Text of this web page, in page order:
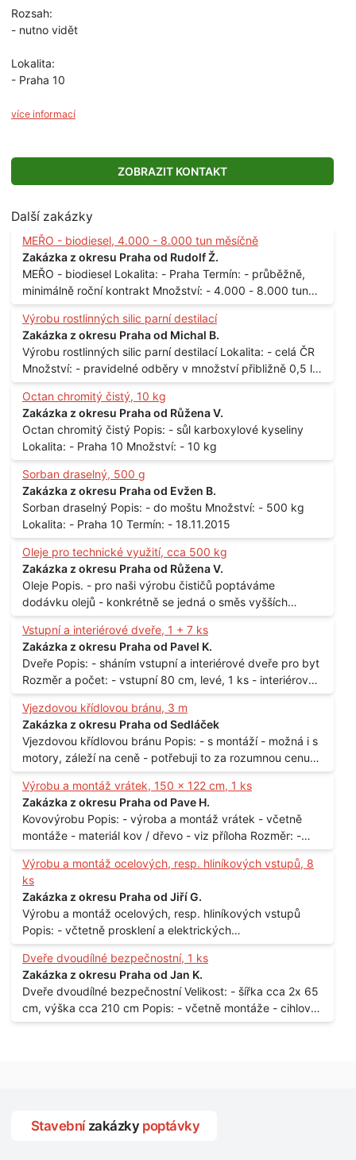
Rozsah:
- nutno vidět
Lokalita:
- Praha 10
více informací
ZOBRAZIT KONTAKT
Další zakázky
MEŘO - biodiesel, 4.000 - 8.000 tun měsíčně
Zakázka z okresu Praha od Rudolf Ž.
MEŘO - biodiesel Lokalita: - Praha Termín: - průběžně,
minimálně roční kontrakt Množství: - 4.000 - 8.000 tun
měsíčně
Výrobu rostlinných silic parní destilací
Zakázka z okresu Praha od Michal B.
Výrobu rostlinných silic parní destilací Lokalita: - celá ČR
Množství: - pravidelné odběry v množství přibližně 0,5 l
až 1 l
Octan chromitý čistý, 10 kg
Zakázka z okresu Praha od Růžena V.
Octan chromitý čistý Popis: - sůl karboxylové kyseliny
Lokalita: - Praha 10 Množství: - 10 kg
Sorban draselný, 500 g
Zakázka z okresu Praha od Evžen B.
Sorban draselný Popis: - do moštu Množství: - 500 kg
Lokalita: - Praha 10 Termín: - 18.11.2015
Oleje pro technické využití, cca 500 kg
Zakázka z okresu Praha od Růžena V.
Oleje Popis. - pro naši výrobu čističů poptáváme
dodávku olejů - konkrétně se jedná o směs vyšších
mastných kyselin s převahou olejové kyseliny - účelem je
technické využití - hustota při 20°C - cca 870 kg / m3
Balení: - po 190 kg v sudu Množství: - cca 500 kg - roční
spotřeba Lokalita: - Praha
Vstupní a interiérové dveře, 1 + 7 ks
Zakázka z okresu Praha od Pavel K.
Dveře Popis: - sháním vstupní a interiérové dveře pro byt
Rozměr a počet: - vstupní 80 cm, levé, 1 ks - interiérové
80 cm, levé, 2 ks - 80 cm, pravé, 3 ks - 60 cm, levé, 2 ks
Lokalita: - Praha 10
Vjezdovou křídlovou bránu, 3 m
Zakázka z okresu Praha od Sedláček
Vjezdovou křídlovou bránu Popis: - s montáží - možná i s
motory, záleží na ceně - potřebuji to za rozumnou cenu
Materiál: - ocel Množství: - 1 ks Velikost: - 3 m Lokalita: -
Praha
Výrobu a montáž vrátek, 150 x 122 cm, 1 ks
Zakázka z okresu Praha od Pave H.
Kovovýrobu Popis: - výroba a montáž vrátek - včetně
montáže - materiál kov / dřevo - viz příloha Rozměr: -
150 x 122 cm Lokalita: - Senohraby Nabídky na e-mail.
Výrobu a montáž ocelových, resp. hliníkových vstupů, 8
ks
Zakázka z okresu Praha od Jiří G.
Výrobu a montáž ocelových, resp. hliníkových vstupů
Popis: - včtetně prosklení a elektrických
samozamýkacích zámků pro panelový dům - jedná se o
vchodové dveře umístěné v zarámovaném a proskleném
portálu - předmětem dodávky bude i demontáž
stávajících a už nevyhovujících prosklených,
umělohmotných vstupů Množství: - 8 ks Lokalita: - 7, 9,
Dveře dvoudílné bezpečnostní, 1 ks
Zakázka z okresu Praha od Jan K.
Dveře dvoudílné bezpečnostní Velikost: - šířka cca 2x 65
cm, výška cca 210 cm Popis: - včetně montáže - cihlový
dům, 2. patro - vchod z chodby - rozměry bez zárubní
Stavební zakázky poptávky